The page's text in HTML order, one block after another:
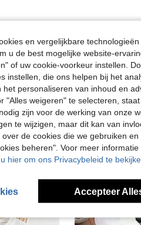
Bekijken
en vergelijkbare
u de best mogelijke website-
of uw cookie-voorkeur instellen.
instellen, die ons helpen bij het
het personaliseren van inhoud en
"Alles weigeren" te selecteren,
zijn voor de werking van onze
te wijzigen, maar dit kan van
de cookies die we gebruiken
beheren". Voor meer
hier om ons Privacybeleid te
Accepteer